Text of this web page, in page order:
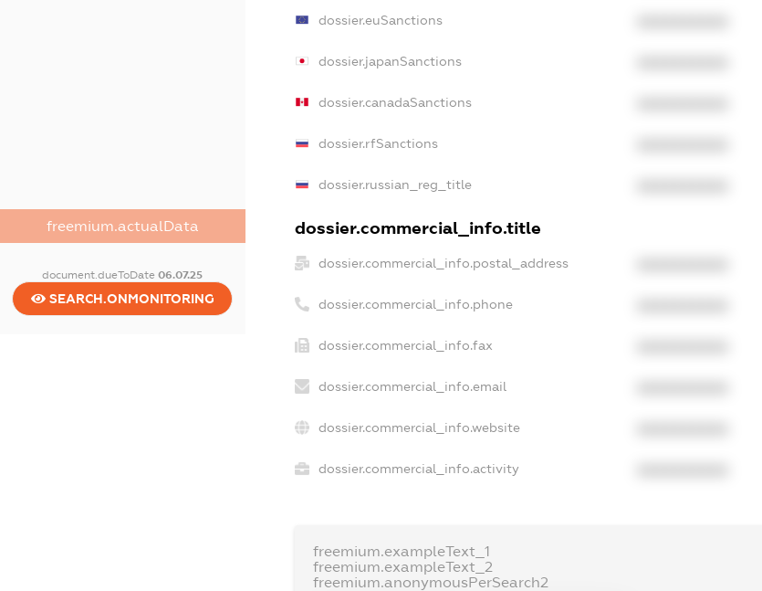
freemium.actualData
document.dueToDate06.07.25
SEARCH.ONMONITORING
dossier.euSanctions
dossier.japanSanctions
dossier.canadaSanctions
dossier.rfSanctions
dossier.russian_reg_title
dossier.commercial_info.title
dossier.commercial_info.postal_address
dossier.commercial_info.phone
dossier.commercial_info.fax
dossier.commercial_info.email
dossier.commercial_info.website
dossier.commercial_info.activity
freemium.exampleText_1
freemium.exampleText_2
freemium.anonymousPerSearch2